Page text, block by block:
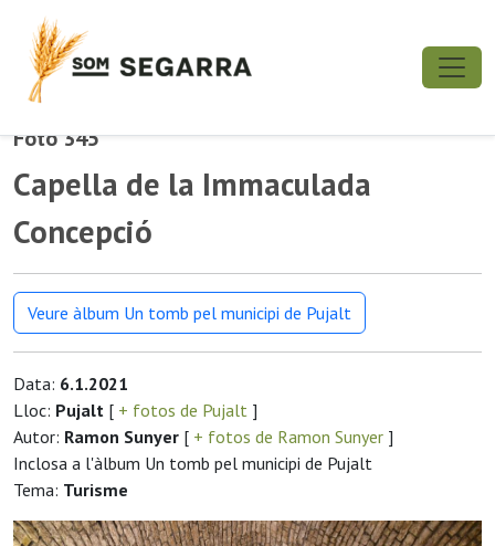
Foto 345
Capella de la Immaculada
Concepció
Veure àlbum Un tomb pel municipi de Pujalt
Data: 6.1.2021
Lloc: Pujalt [ + fotos de Pujalt ]
Autor: Ramon Sunyer [ + fotos de Ramon Sunyer ]
Inclosa a l'àlbum Un tomb pel municipi de Pujalt
Tema: Turisme